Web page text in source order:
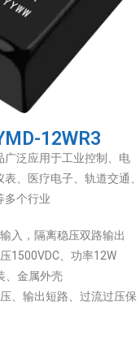
12WR3
广泛应用于工业控制、电
表、医疗电子、轨道交通
多个行业
入，隔离稳压双路输出
1500VDC、功率12W
、金属外壳
、输出短路、过流过压保